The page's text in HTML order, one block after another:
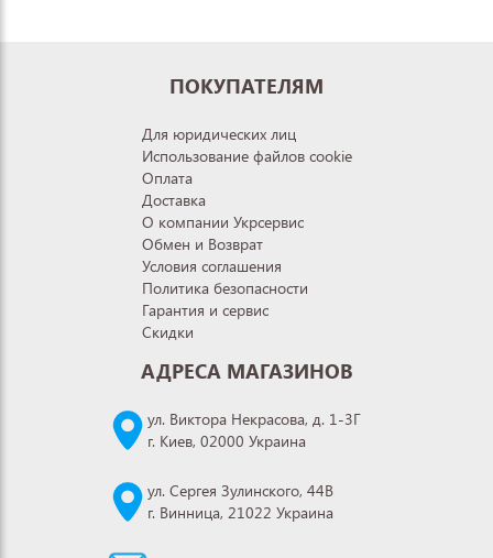
ПОКУПАТЕЛЯМ
Для юридических лиц
Использование файлов cookie
Оплата
Доставка
О компании Укрсервис
Обмен и Возврат
Условия соглашения
Политика безопасности
Гарантия и сервис
Скидки
АДРЕСА МАГАЗИНОВ
ул. Виктора Некрасова, д. 1-3Г
г. Киев, 02000 Украина
ул. Сергея Зулинского, 44В
г. Винница, 21022 Украина